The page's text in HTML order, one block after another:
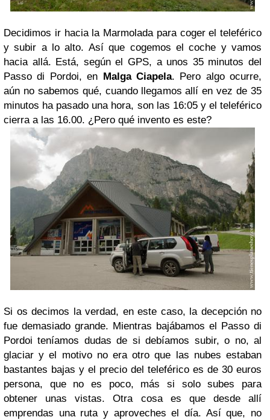
Decidimos ir hacia la Marmolada para coger el teleférico
y subir a lo alto. Así que cogemos el coche y vamos
hacia allá. Está, según el GPS, a unos 35 minutos del
Passo di Pordoi, en
Malga Ciapela. Pero algo ocurre,
aún no sabemos qué, cuando llegamos allí en vez de 35
minutos ha pasado una hora, son las 16:05 y el teleférico
cierra a las 16.00. ¿Pero qué invento es este?
Si os decimos la verdad, en este caso, la decepción no
fue demasiado grande. Mientras bajábamos el Passo di
Pordoi teníamos dudas de si debíamos subir, o no, al
glaciar y el motivo no era otro que las nubes estaban
bastantes bajas y el precio del teleférico es de 30 euros
persona, que no es poco, más si solo subes para
obtener unas vistas. Otra cosa es que desde allí
emprendas una ruta y aproveches el día. Así que, no